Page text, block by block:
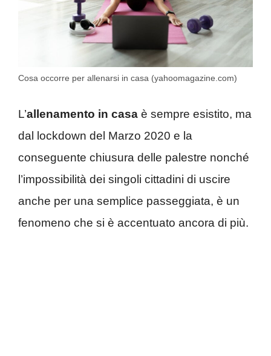
Cosa occorre per allenarsi in casa (yahoomagazine.com)
L’allenamento in casa è sempre esistito, ma
dal lockdown del Marzo 2020 e la
conseguente chiusura delle palestre nonché
l’impossibilità dei singoli cittadini di uscire
anche per una semplice passeggiata, è un
fenomeno che si è accentuato ancora di più.